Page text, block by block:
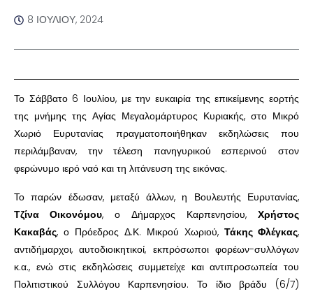
8 ΙΟΥΛΊΟΥ, 2024
Το Σάββατο 6 Ιουλίου, με την ευκαιρία της επικείμενης εορτής
της μνήμης της Αγίας Μεγαλομάρτυρος Κυριακής, στο Μικρό
Χωριό Ευρυτανίας πραγματοποιήθηκαν εκδηλώσεις που
περιλάμβαναν, την τέλεση πανηγυρικού εσπερινού στον
φερώνυμο ιερό ναό και τη λιτάνευση της εικόνας.
Το παρών έδωσαν, μεταξύ άλλων, η Βουλευτής Ευρυτανίας,
Τζίνα Οικονόμου, ο Δήμαρχος Καρπενησίου, Χρήστος
Κακαβάς, ο Πρόεδρος Δ.Κ. Μικρού Χωριού, Τάκης Φλέγκας,
αντιδήμαρχοι, αυτοδιοικητικοί, εκπρόσωποι φορέων-συλλόγων
κ.α., ενώ στις εκδηλώσεις συμμετείχε και αντιπροσωπεία του
Πολιτιστικού Συλλόγου Καρπενησίου. Το ίδιο βράδυ (6/7)